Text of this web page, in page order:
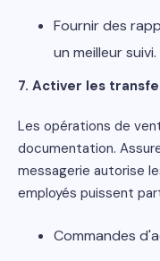
Fournir des
un meilleur suivi.
7. Activer les
Les opérations de
documentation.
messagerie autorise
employés puissent
Commandes